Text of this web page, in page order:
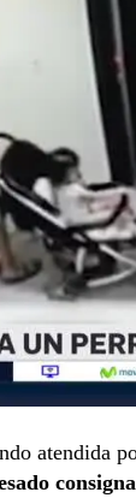
atendida